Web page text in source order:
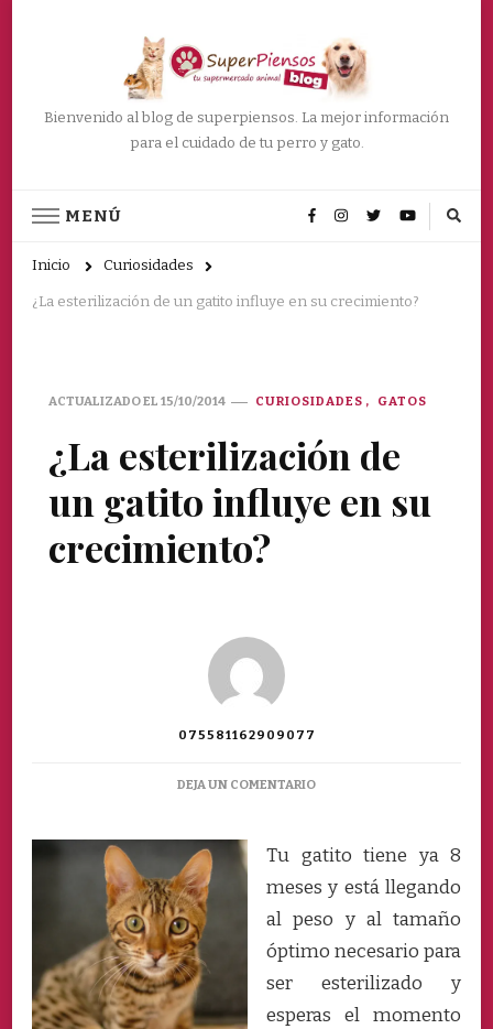
Bienvenido al blog de superpiensos. La mejor información
para el cuidado de tu perro y gato.
MENÚ
Inicio Curiosidades
¿La esterilización de un gatito influye en su crecimiento?
ACTUALIZADO EL 15/10/2014 CURIOSIDADES GATOS
¿La esterilización de
un gatito influye en su
crecimiento?
075581162909077
DEJA UN COMENTARIOEN
DE
GATITO
EN
SU
CRECIMIENTO?
Tu gatito tiene ya 8
meses y está llegando
al peso y al tamaño
óptimo necesario para
ser esterilizado y
esperas el momento